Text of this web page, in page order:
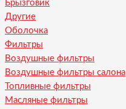
Брызговик
Другие
Оболочка
Фильтры
Воздушные фильтры
Воздушные фильтры салона
Топливные фильтры
Масляные фильтры